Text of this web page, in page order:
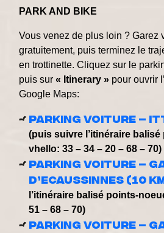
PARK AND BIKE
Vous venez de plus loin ? Garez
gratuitement, puis terminez le
en trottinette. Cliquez sur le
puis sur« Itinerary » pour ouvrir
Google Maps:
Parking voiture –
(puis suivre l’itinéraire
vhello: 33 – 34 – 20 – 68 – 70)
Parking voiture –
d’Ecaussinnes (10
l’itinéraire balisé points-
51 – 68 – 70)
Parking voiture –